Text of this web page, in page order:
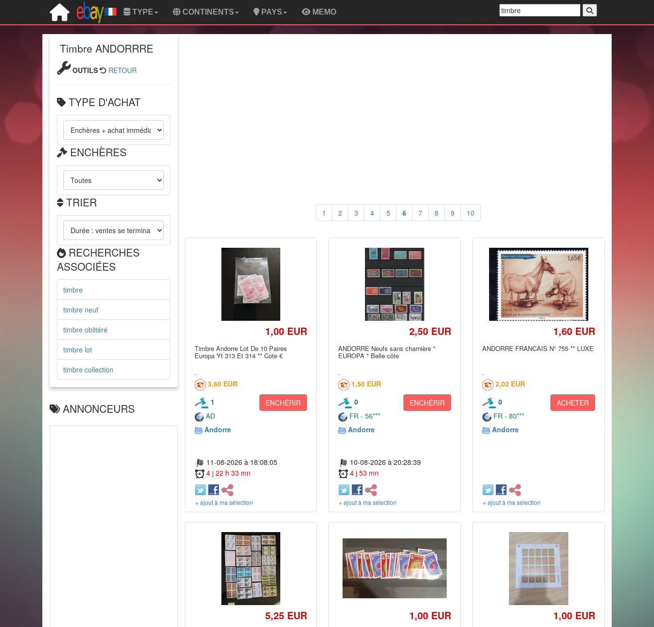
TYPE CONTINENTS PAYS MEMO
Timbre ANDORRRE
OUTILS RETOUR
TYPE D'ACHAT
ENCHÈRES
TRIER
RECHERCHES
ASSOCIÉES
timbre
timbre neuf
timbre oblitéré
timbre lot
timbre collection
ANNONCEURS
1 2 3 4 5 6 7 8 9 10
1,00 EUR
Timbre Andorre Lot De 10 Paires
Europa Yt 313 Et 314 ** Cote €
3,60 EUR
1
ENCHÉRIR
AD
Andorre
11-08-2026 à 18:08:05
4 j 22 h 33 mn
+ ajout à ma sélection
2,50 EUR
ANDORRE Neufs sans charnière "
EUROPA " Belle côte
1,50 EUR
0
ENCHÉRIR
FR - 56***
Andorre
10-08-2026 à 20:28:39
4 j 53 mn
+ ajout à ma sélection
1,60 EUR
ANDORRE FRANCAIS N° 755 ** LUXE
2,02 EUR
0
ACHETER
FR - 80***
Andorre
+ ajout à ma sélection
5,25 EUR 1,00 EUR 1,00 EUR